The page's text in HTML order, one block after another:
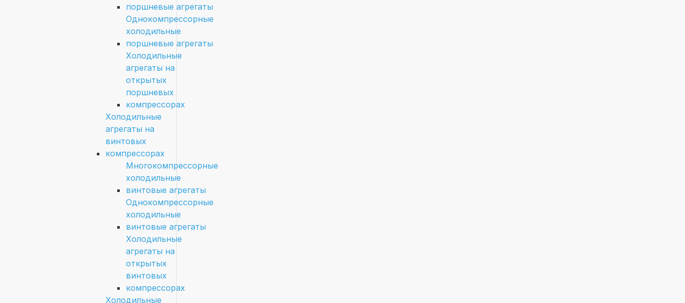
поршневые агрегаты
Однокомпрессорные
холодильные
поршневые агрегаты
Холодильные
агрегаты на
открытых
поршневых
компрессорах
Холодильные
агрегаты на
винтовых
компрессорах
Многокомпрессорные
холодильные
винтовые агрегаты
Однокомпрессорные
холодильные
винтовые агрегаты
Холодильные
агрегаты на
открытых
винтовых
компрессорах
Холодильные